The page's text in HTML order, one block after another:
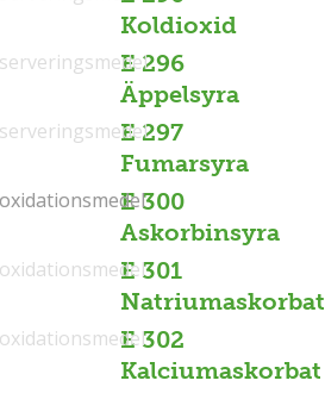
Koldioxid
E 296
Äppelsyra
E 297
Fumarsyra
E 300
Askorbinsyra
E 301
Natriumaskorbat
E 302
Kalciumaskorbat